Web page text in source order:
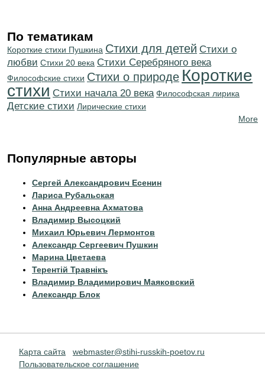
По тематикам
Короткие стихи Пушкина Стихи для детей Стихи о
любви Стихи 20 века Cтихи Серебряного века
Философские стихи Стихи о природе Короткие
стихи Cтихи начала 20 века Философская лирика
Детские стихи Лирические стихи
More
Популярные авторы
Сергей Александрович Есенин
Лариса Рубальская
Анна Андреевна Ахматова
Владимир Высоцкий
Михаил Юрьевич Лермонтов
Александр Сергеевич Пушкин
Марина Цветаева
Терентiй Травнiкъ
Владимир Владимирович Маяковский
Александр Блок
Карта сайта
webmaster@stihi-russkih-poetov.ru
Пользовательское соглашение